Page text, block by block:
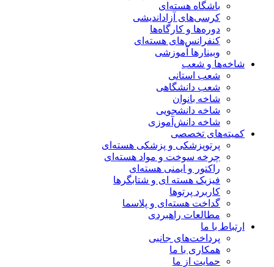
باشگاه هسته‌ای
کرسی‌های آزاداندیشی
دوره‌ها و کارگاه‌ها
کنفرانس‌های هسته‌ای
وبینارها آموزشی
شاخه‌ها و شعب
شعب استانی
شعب دانشگاهی
شاخه بانوان
شاخه دانشجویی
شاخه دانش‌آموزی
کمیته‌های تخصصی
پرتوپزشکی و پزشکی هسته‌ای
چرخه سوخت و مواد هسته‌ای
راکتور و ایمنی هسته‌ای
فیزیک هسته ای و شتابگرها
کاربرد پرتوها
گداخت هسته‌ای و پلاسما
مطالعات راهبردی
ارتباط با ما
پرداخت‌های جانبی
همکاری با ما
حمايت از ما